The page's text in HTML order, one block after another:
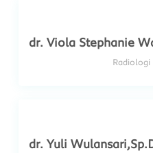
dr. Viola Stephanie
Radiologi
dr. Yuli